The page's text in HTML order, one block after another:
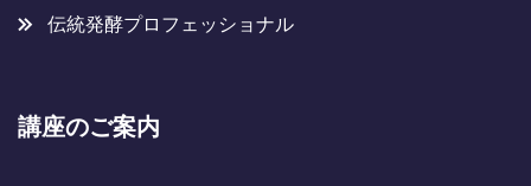
伝統発酵プロフェッショナル
講座のご案内